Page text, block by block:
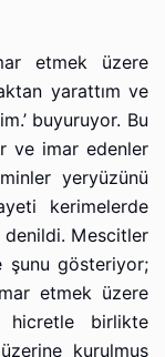
etmek üzere
yarattım ve
buyuruyor. Bu
ve imar edenler
yeryüzünü
kerimelerde
denildi. Mescitler
şunu gösteriyor;
etmek üzere
hicretle birlikte
kurulmuş